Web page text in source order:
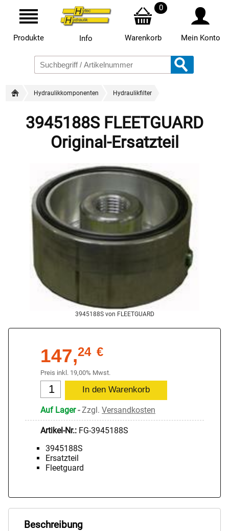
Produkte Info
0
Warenkorb Mein Konto
Hydraulikkomponenten Hydraulikfilter
3945188S FLEETGUARD
Original-Ersatzteil
3945188S von FLEETGUARD
147,24 €
Preis inkl. 19,00% Mwst.
Auf Lager-Zzgl. Versandkosten
Artikel-Nr.: FG-3945188S
3945188S
Ersatzteil
Fleetguard
Beschreibung